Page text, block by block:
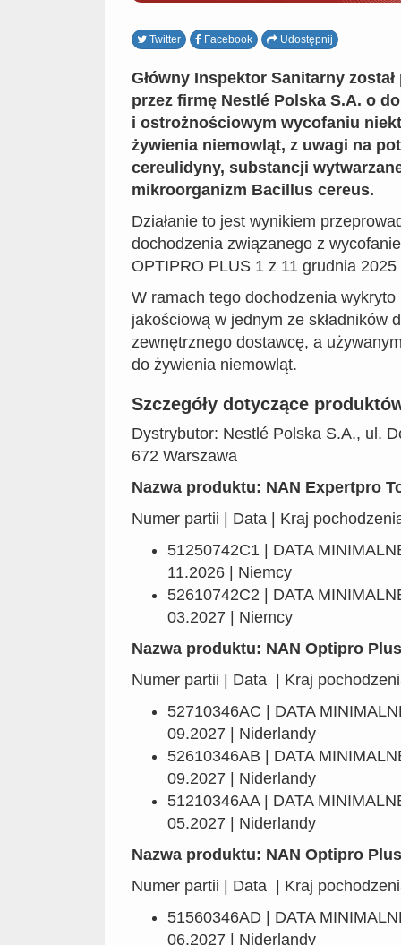
Twitter Facebook Udostępnij
Główny Inspektor Sanitarny
przez firmę Nestlé Polska S.A. o
i ostrożnościowym wycofaniu
żywienia niemowląt, z uwagi na
cereulidyny, substancji
mikroorganizm Bacillus cereus.
Działanie to jest wynikiem
dochodzenia związanego z
OPTIPRO PLUS 1 z 11 grudnia 2025
W ramach tego dochodzenia wykryto
jakościową w jednym ze składników
zewnętrznego dostawcę, a
do żywienia niemowląt.
Szczegóły dotyczące
Dystrybutor: Nestlé Polska S.A., ul.
672 Warszawa
Nazwa produktu: NAN Expertpro
Numer partii | Data | Kraj
51250742C1 | DATA
11.2026 | Niemcy
52610742C2 | DATA
03.2027 | Niemcy
Nazwa produktu: NAN Optipro
Numer partii | Data | Kraj
52710346AC | DATA
09.2027 | Niderlandy
52610346AB | DATA
09.2027 | Niderlandy
51210346AA | DATA
05.2027 | Niderlandy
Nazwa produktu: NAN Optipro
Numer partii | Data | Kraj
51560346AD | DATA
06.2027 | Niderlandy